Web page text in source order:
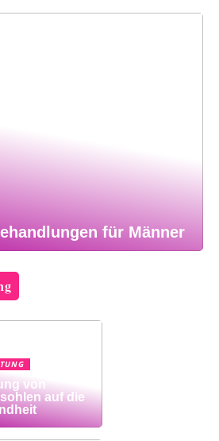
für Männer
von
auf die